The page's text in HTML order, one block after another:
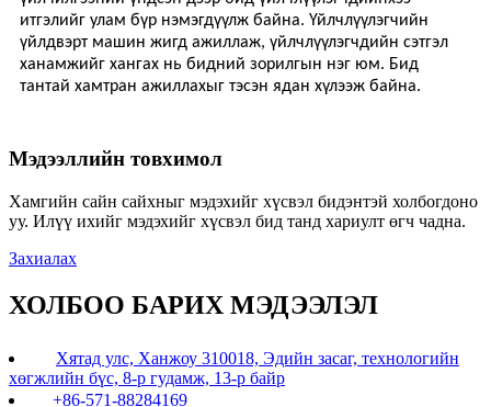
итгэлийг улам бүр нэмэгдүүлж байна. Үйлчлүүлэгчийн
үйлдвэрт машин жигд ажиллаж, үйлчлүүлэгчдийн сэтгэл
ханамжийг хангах нь бидний зорилгын нэг юм. Бид
тантай хамтран ажиллахыг тэсэн ядан хүлээж байна.
Мэдээллийн товхимол
Хамгийн сайн сайхныг мэдэхийг хүсвэл бидэнтэй холбогдоно
уу. Илүү ихийг мэдэхийг хүсвэл бид танд хариулт өгч чадна.
Захиалах
ХОЛБОО БАРИХ МЭДЭЭЛЭЛ
Хятад улс, Ханжоу 310018, Эдийн засаг, технологийн
хөгжлийн бүс, 8-р гудамж, 13-р байр
+86-571-88284169